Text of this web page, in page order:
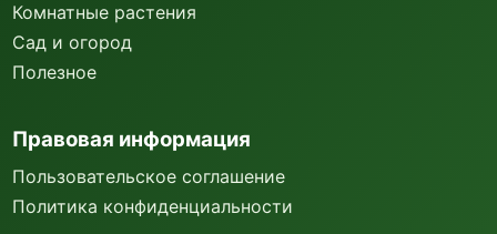
Комнатные растения
Сад и огород
Полезное
Правовая информация
Пользовательское соглашение
Политика конфиденциальности